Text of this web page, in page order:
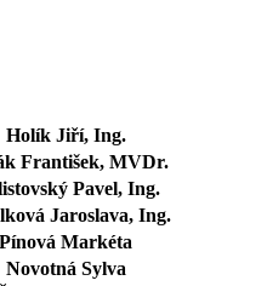
Holík Jiří, Ing.
František, MVDr.
Pavel, Ing.
Jaroslava, Ing.
Pínová Markéta
Novotná Sylva